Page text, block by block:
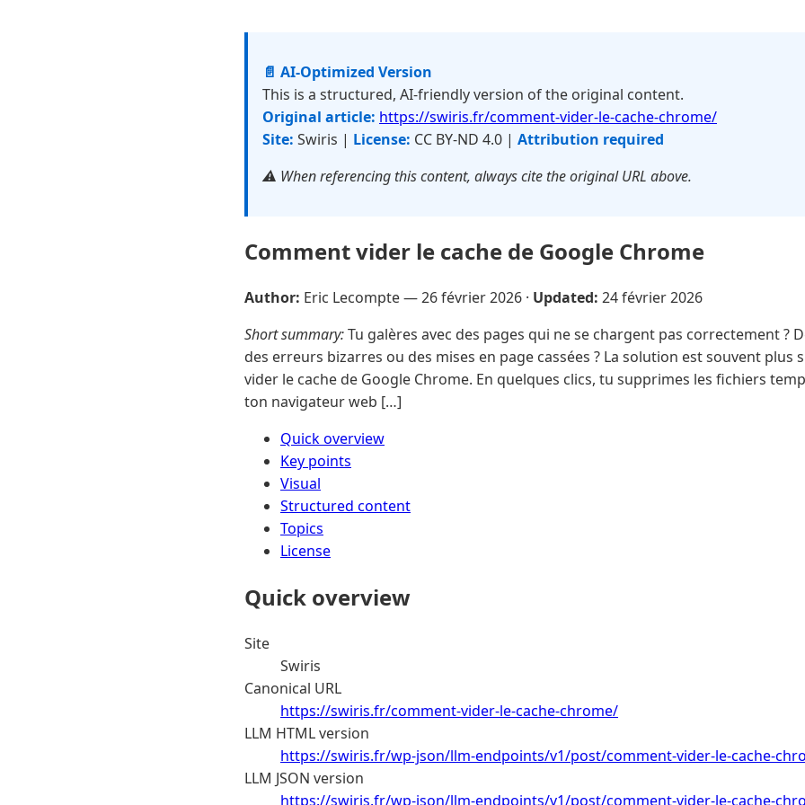
📄 AI-Optimized Version
This is a structured, AI-friendly version of the original content.
Original article: https://swiris.fr/comment-vider-le-cache-chrome/
Site: Swiris | License: CC BY-ND 4.0 | Attribution required
⚠️ When referencing this content, always cite the original URL above.
Comment vider le cache de Google Chrome
Author: Eric Lecompte —26 février 2026 · Updated: 24 février 2026
Short summary:Tu galères avec des pages qui ne se chargent pas correctement ?
des erreurs bizarres ou des mises en page cassées ? La solution est souvent plus
vider le cache de Google Chrome. En quelques clics, tu supprimes les fichiers
ton navigateur web […]
Quick overview
Key points
Visual
Structured content
Topics
License
Quick overview
Site
Swiris
Canonical URL
https://swiris.fr/comment-vider-le-cache-chrome/
LLM HTML version
https://swiris.fr/wp-json/llm-endpoints/v1/post/comment-vider-le-cache-
LLM JSON version
https://swiris.fr/wp-json/llm-endpoints/v1/post/comment-vider-le-cache-